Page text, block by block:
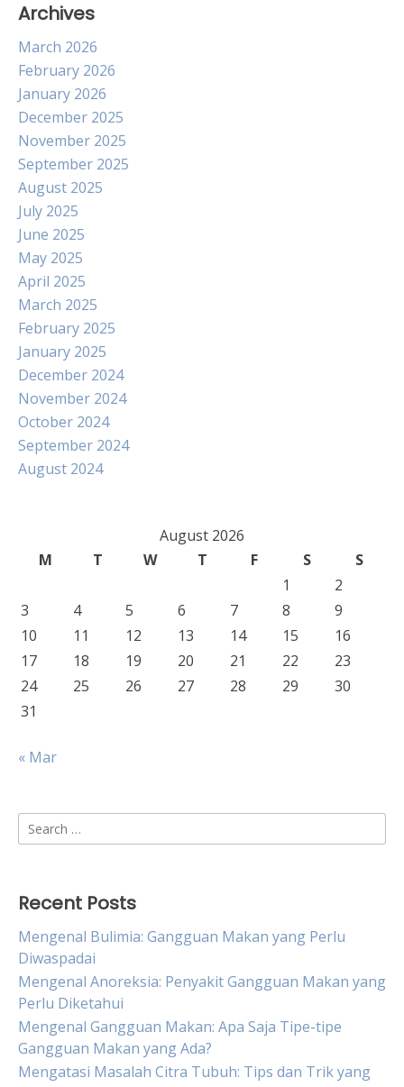
Archives
March 2026
February 2026
January 2026
December 2025
November 2025
September 2025
August 2025
July 2025
June 2025
May 2025
April 2025
March 2025
February 2025
January 2025
December 2024
November 2024
October 2024
September 2024
August 2024
August 2026
M
T W T F S
S
1
2
3
4 5 6 7 8
9
10
11 12 13 14 15
16
17
18 19 20 21 22
23
24
25 26 27 28 29
30
31
« Mar
Search
for:
Recent Posts
Mengenal Bulimia: Gangguan Makan yang Perlu
Diwaspadai
Mengenal Anoreksia: Penyakit Gangguan Makan yang
Perlu Diketahui
Mengenal Gangguan Makan: Apa Saja Tipe-tipe
Gangguan Makan yang Ada?
Mengatasi Masalah Citra Tubuh: Tips dan Trik yang